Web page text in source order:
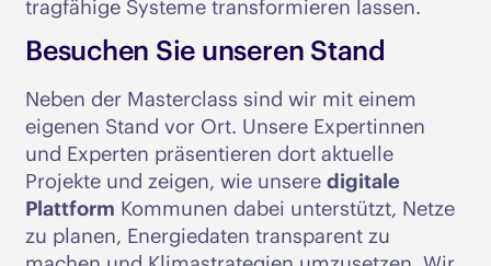
tragfähige Systeme transformieren lassen.
Besuchen Sie unseren Stand
Neben der Masterclass sind wir mit einem
eigenen Stand vor Ort. Unsere Expertinnen
und Experten präsentieren dort aktuelle
Projekte und zeigen, wie unseredigitale
Plattform Kommunen dabei unterstützt, Netze
zu planen, Energiedaten transparent zu